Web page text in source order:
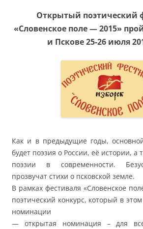
Открытый поэтический
«Словенское поле — 2015»
и Пскове 25-26 июля
Как и в предыдущие годы,
будет поэзия о России, её истории, а
поэзии в современности.
прозвучат стихи о псковской земле.
В рамках фестиваля «Словенское
поэтический конкурс, который в
номинации
— открытая номинация – для